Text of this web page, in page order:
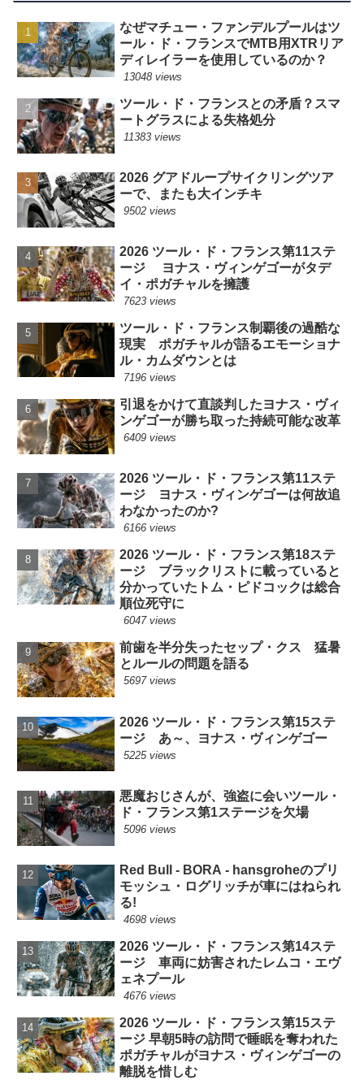
なぜマチュー・ファンデルプールはツ
ール・ド・フランスでMTB用XTRリア
ディレイラーを使用しているのか？
13048 views
ツール・ド・フランスとの矛盾？スマ
ートグラスによる失格処分
11383 views
2026 グアドループサイクリングツア
ーで、またも大インチキ
9502 views
2026 ツール・ド・フランス第11ステ
ージ ヨナス・ヴィンゲゴーがタデ
イ・ポガチャルを擁護
7623 views
ツール・ド・フランス制覇後の過酷な
現実 ポガチャルが語るエモーショナ
ル・カムダウンとは
7196 views
引退をかけて直談判したヨナス・ヴィ
ンゲゴーが勝ち取った持続可能な改革
6409 views
2026 ツール・ド・フランス第11ステ
ージ ヨナス・ヴィンゲゴーは何故追
わなかったのか?
6166 views
2026 ツール・ド・フランス第18ステ
ージ ブラックリストに載っていると
分かっていたトム・ピドコックは総合
順位死守に
6047 views
前歯を半分失ったセップ・クス 猛暑
とルールの問題を語る
5697 views
2026 ツール・ド・フランス第15ステ
ージ あ～、ヨナス・ヴィンゲゴー
5225 views
悪魔おじさんが、強盗に会いツール・
ド・フランス第1ステージを欠場
5096 views
Red Bull - BORA - hansgroheのプリ
モッシュ・ログリッチが車にはねられ
る!
4698 views
2026 ツール・ド・フランス第14ステ
ージ 車両に妨害されたレムコ・エヴ
ェネプール
4676 views
2026 ツール・ド・フランス第15ステ
ージ 早朝5時の訪問で睡眠を奪われた
ポガチャルがヨナス・ヴィンゲゴーの
離脱を惜しむ